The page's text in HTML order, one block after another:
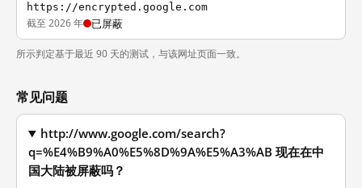
https://encrypted.google.com
截至 2026 年 已屏蔽
所示判定基于最近 90 天的测试，与该网址页面一致。
常见问题
http://www.google.com/search?
q=%E4%B9%A0%E5%8D%9A%E5%A3%AB 现在在中
国大陆被屏蔽吗？